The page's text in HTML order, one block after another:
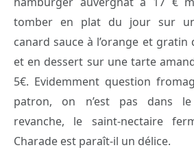
tomber en plat du jour sur
canard sauce à l’orange et gratin
et en dessert sur une tarte
5€. Evidemment question
patron, on n’est pas dans
revanche, le saint-nectaire
Charade est paraît-il un délice.